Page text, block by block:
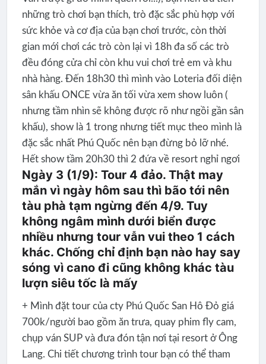
những trò chơi bạn thích, trò đặc sắc phù hợp với
sức khỏe và cơ địa của bạn chơi trước, còn thời
gian mới chơi các trò còn lại vì 18h đa số các trò
đều đóng cửa chỉ còn khu vui chơi trẻ em và khu
nhà hàng. Đến 18h30 thì mình vào Loteria đối diện
sân khấu ONCE vừa ăn tối vừa xem show luôn (
nhưng tầm nhìn sẽ không được rõ như ngồi gần sân
khấu), show là 1 trong nhưng tiết mục theo mình là
đặc sắc nhất Phú Quốc nên bạn đừng bỏ lỡ nhé.
Hết show tầm 20h30 thì 2 đứa về resort nghỉ ngơi
Ngày 3 (1/9): Tour 4 đảo. Thật may
mắn vì ngày hôm sau thì bão tới nên
tàu phà tạm ngừng đến 4/9. Tuy
không ngâm mình dưới biển được
nhiều nhưng tour vẫn vui theo 1 cách
khác. Chống chỉ định bạn nào hay say
sóng vì cano đi cũng không khác tàu
lượn siêu tốc là mấy
+ Mình đặt tour của cty Phú Quốc San Hô Đỏ giá
700k/người bao gồm ăn trưa, quay phim fly cam,
chụp ván SUP và đưa đón tận nơi tại resort ở Ông
Lang. Chi tiết chương trình tour bạn có thể tham